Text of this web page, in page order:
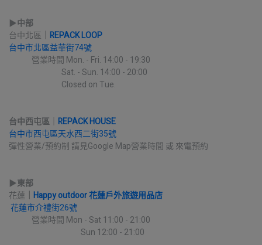
▶︎中部
台中北區
REPACK LOOP
台中市北區益華街74號
營業時間 Mon. - Fri. 14:00 - 19:30
Sat. - Sun. 14:00 - 20:00
Closed on Tue.
台中西屯區
REPACK HOUSE
台中市西屯區天水西二街35號
彈性營業/預約制 請見Google Map營業時間 或 來電預約
▶︎東部
花蓮
Happy outdoor 花蓮戶外旅遊用品店
花蓮市介禮街26號
營業時間 Mon - Sat 11:00 - 21:00
Sun 12:00 - 21:00